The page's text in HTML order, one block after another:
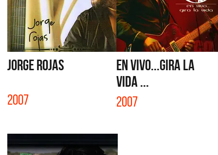
JORGE ROJAS
2007
EN VIVO...GIRA LA
VIDA ...
2007